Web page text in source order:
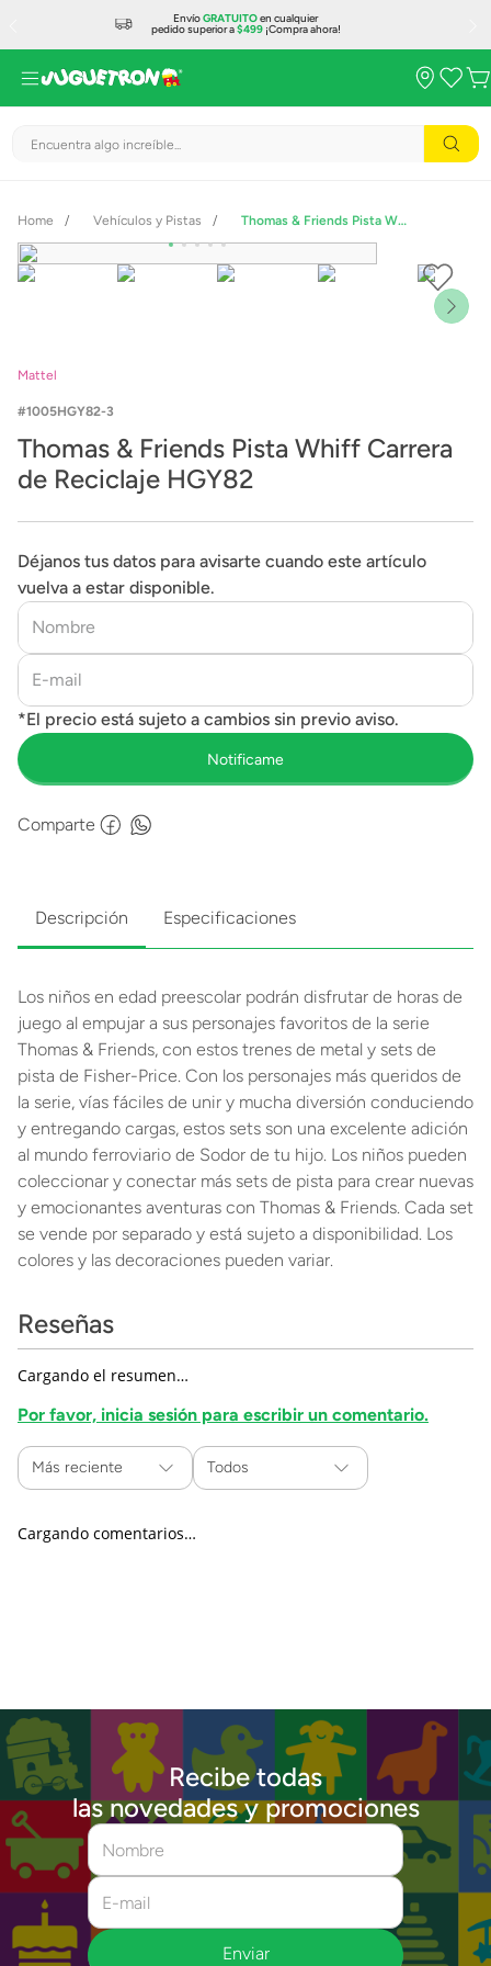
EnvíoGRATUITOen cualquier
pedido superior a$499¡Compra ahora!
Encuentra algo increíble...
Vehículos y Pistas Thomas & Friends Pista Whiff Carrera de Reciclaje HGY82
Mattel
1005HGY82-3
Thomas & Friends Pista Whiff Carrera
de Reciclaje HGY82
Déjanos tus datos para avisarte cuando este artículo
vuelva a estar disponible.
Comparte
Descripción Especificaciones
Los niños en edad preescolar podrán disfrutar de horas de
juego al empujar a sus personajes favoritos de la serie
Thomas & Friends, con estos trenes de metal y sets de
pista de Fisher-Price. Con los personajes más queridos de
la serie, vías fáciles de unir y mucha diversión conduciendo
y entregando cargas, estos sets son una excelente adición
al mundo ferroviario de Sodor de tu hijo. Los niños pueden
coleccionar y conectar más sets de pista para crear nuevas
y emocionantes aventuras con Thomas & Friends. Cada set
se vende por separado y está sujeto a disponibilidad. Los
colores y las decoraciones pueden variar.
Reseñas
Cargando el resumen…
Por favor, inicia sesión para escribir un comentario.
Más reciente Todos
Cargando comentarios…
Recibe todas
las novedades y promociones
Enviar